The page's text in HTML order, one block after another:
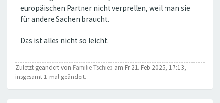
europäischen Partner nicht verprellen, weil man sie
für andere Sachen braucht.
Das ist alles nicht so leicht.
Zuletzt geändert von Familie Tschiep am Fr 21. Feb 2025, 17:13,
insgesamt 1-mal geändert.